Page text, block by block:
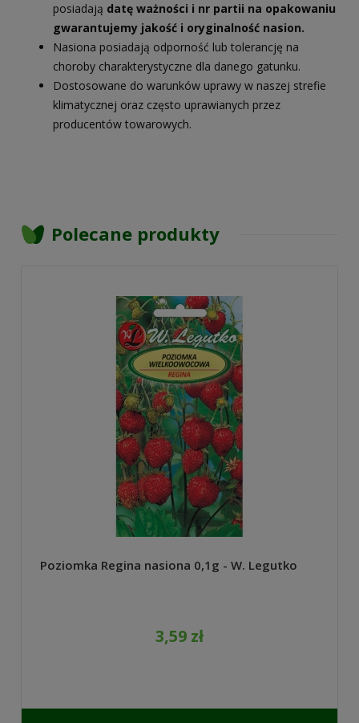
posiadają datę ważności i nr partii na opakowaniu
gwarantujemy jakość i oryginalność nasion.
Nasiona posiadają odporność lub tolerancję na
choroby charakterystyczne dla danego gatunku.
Dostosowane do warunków uprawy w naszej strefie
klimatycznej oraz często uprawianych przez
producentów towarowych.
Polecane produkty
Poziomka Regina nasiona 0,1g - W. Legutko
3,59 zł